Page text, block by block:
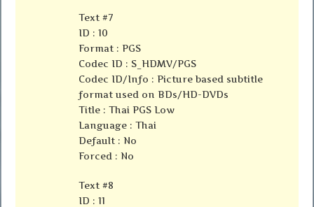
Text #7
ID : 10
Format : PGS
Codec ID : S_HDMV/PGS
Codec ID/Info : Picture based subtitle
format used on BDs/HD-DVDs
Title : Thai PGS Low
Language : Thai
Default : No
Forced : No
Text #8
ID : 11